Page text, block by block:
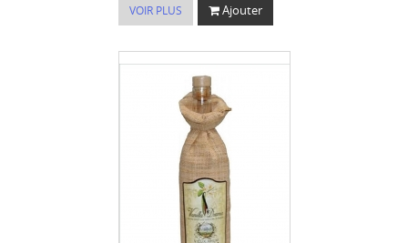
VOIR PLUS Ajouter